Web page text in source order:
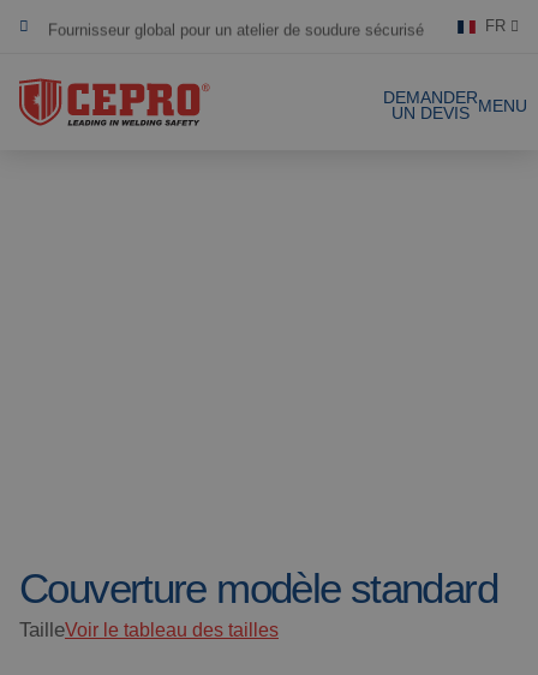
Fournisseur global pour un atelier de soudure sécurisé
Dévoué & flexible
Produits certifiés
FR
DEMANDER
UN DEVIS MENU
Toiles de soudure
Cabines de
À propos de nous
Actualités
Couverture modèle standard
TailleVoir le tableau des tailles